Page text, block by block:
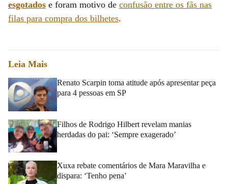
esgotados e foram motivo de confusão entre os fãs nas
filas para compra dos bilhetes.
Leia Mais
Renato Scarpin toma atitude após apresentar peça
para 4 pessoas em SP
Filhos de Rodrigo Hilbert revelam manias
herdadas do pai: ‘Sempre exagerado’
Xuxa rebate comentários de Mara Maravilha e
dispara: ‘Tenho pena’